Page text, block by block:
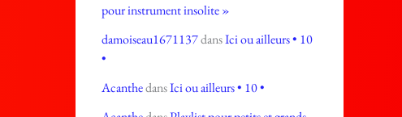
pour instrument insolite »
damoiseau1671137dansIci ou ailleurs • 10
•
AcanthedansIci ou ailleurs • 10 •